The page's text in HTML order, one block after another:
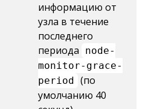
информацию от
узла в течение
последнего
периода
node-
monitor-grace-
period (по
умолчанию 40